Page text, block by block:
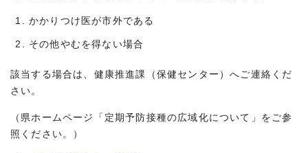
かかりつけ医が市外である
その他やむを得ない場合
該当する場合は、健康推進課（保健センター）へご連絡くだ
さい。
（県ホームページ「定期予防接種の広域化について」をご参
照ください。）